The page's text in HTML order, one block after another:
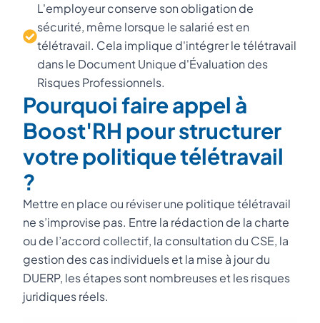
L'employeur conserve son obligation de
sécurité, même lorsque le salarié est en
télétravail. Cela implique d'intégrer le télétravail
dans le Document Unique d'Évaluation des
Risques Professionnels.
Pourquoi faire appel à
Boost'RH pour structurer
votre politique télétravail
?
Mettre en place ou réviser une politique télétravail
ne s’improvise pas. Entre la rédaction de la charte
ou de l’accord collectif, la consultation du CSE, la
gestion des cas individuels et la mise à jour du
DUERP, les étapes sont nombreuses et les risques
juridiques réels.